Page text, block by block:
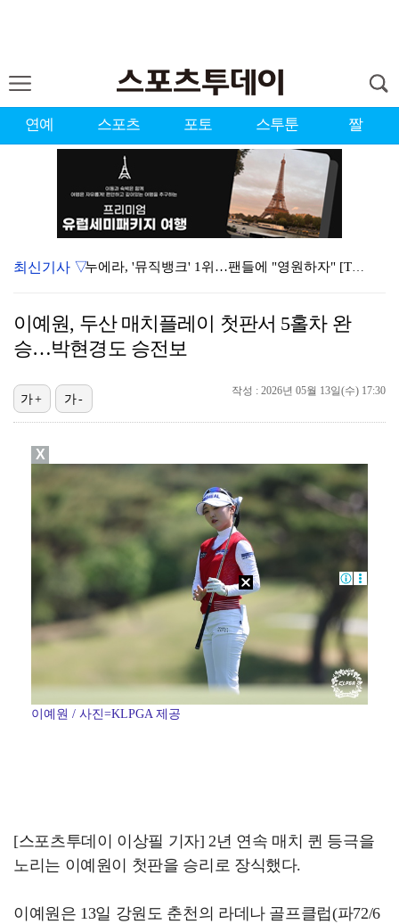
연예 스포츠 포토 스투툰 짤
누에라, '뮤직뱅크' 1위…팬들에 "영원하자" [TV캡…
서장훈 감독 "내 능력 부족" 자책하게 만든 펜타곤과의…
강채연, 제주삼다수 2R 깜짝 선두 도약…박민지 공동 …
정해인X강하늘X이청아X유재명X김선영 뭉쳤다…'아가미',…
'오징어 게임' 미국판 스핀오프, 제작 무산설 "넷플릭…
'1라운드 115위' 김민별, 2라운드 7타 줄이며 7…
[ST포토] 정지효, 반가운 손인사
최신기사 ▽
이예원, 두산 매치플레이 첫판서 5홀차 완
승…박현경도 승전보
작성 : 2026년 05월 13일(수) 17:30
가+ 가-
이예원 / 사진=KLPGA 제공
[스포츠투데이 이상필 기자] 2년 연속 매치 퀸 등극을
노리는 이예원이 첫판을 승리로 장식했다.
이예원은 13일 강원도 춘천의 라데나 골프클럽(파72/6
X